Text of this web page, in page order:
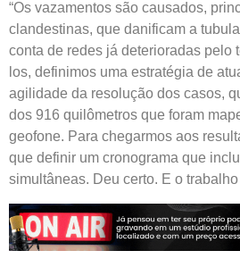
“Os vazamentos são causados,
clandestinas, que danificam a
conta de redes já deterioradas pelo
los, definimos uma estratégia de
agilidade da resolução dos casos,
dos 916 quilômetros que foram
geofone. Para chegarmos aos
que definir um cronograma que
simultâneas. Deu certo. E o